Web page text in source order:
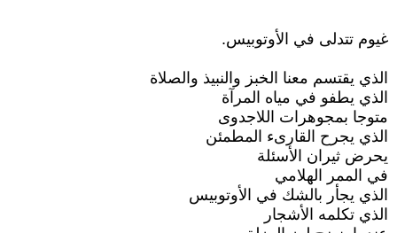
غيوم تتدلى في الأوتوبيس.
الذي يقتسم معنا الخبز والنبيذ والصلاة
الذي يطفو في مياه المرآة
متوجا بمجوهرات اللاجدوى
الذي يجرح القارىء المطمئن
يحرض ثيران الأسئلة
في الممر الهلامي
الذي يجأر بالشك في الأوتوبيس
الذي تكلمه الأشجار